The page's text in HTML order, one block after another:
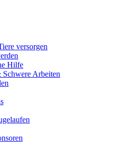
versorgen
Hilfe
Schwere Arbeiten